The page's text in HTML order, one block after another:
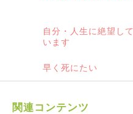
自分・人生に絶望して
います
早く死にたい
関連コンテンツ